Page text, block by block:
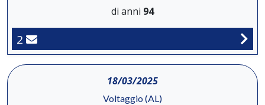
di anni 94
2
18/03/2025
Voltaggio (AL)